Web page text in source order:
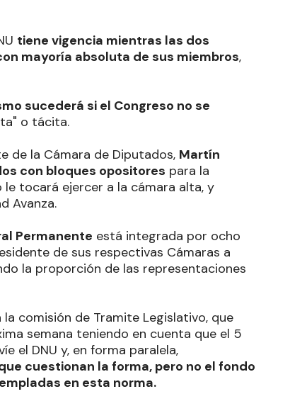
tiene vigencia mientras las dos
mayoría absoluta de sus miembros,
sucederá si el Congreso no se
o tácita.
de la Cámara de Diputados, Martín
con bloques opositores para la
tocará ejercer a la cámara alta, y
Avanza.
Permanente está integrada por ocho
de sus respectivas Cámaras a
la proporción de las representaciones
comisión de Tramite Legislativo, que
semana teniendo en cuenta que el 5
el DNU y, en forma paralela,
cuestionan la forma, pero no el fondo
en esta norma.